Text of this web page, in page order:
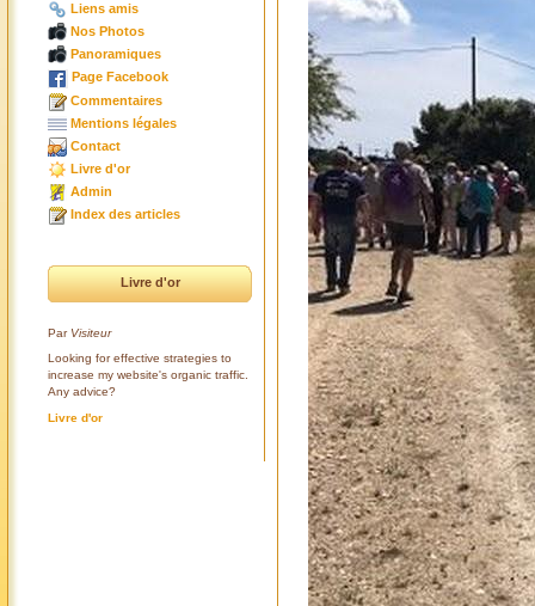
Liens amis
Nos Photos
Panoramiques
Page Facebook
Commentaires
Mentions légales
Contact
Livre d'or
Admin
Index des articles
Livre d'or
Par Visiteur
Looking for effective strategies to
increase my website's organic traffic.
Any advice?
Livre d'or